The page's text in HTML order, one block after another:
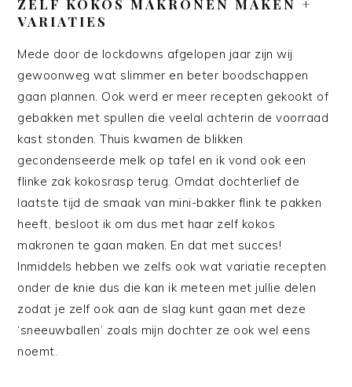
ZELF KOKOS MAKRONEN MAKEN +
VARIATIES
Mede door de lockdowns afgelopen jaar zijn wij
gewoonweg wat slimmer en beter boodschappen
gaan plannen. Ook werd er meer recepten gekookt of
gebakken met spullen die veelal achterin de voorraad
kast stonden. Thuis kwamen de blikken
gecondenseerde melk op tafel en ik vond ook een
flinke zak kokosrasp terug. Omdat dochterlief de
laatste tijd de smaak van mini-bakker flink te pakken
heeft, besloot ik om dus met haar zelf kokos
makronen te gaan maken. En dat met succes!
Inmiddels hebben we zelfs ook wat variatie recepten
onder de knie dus die kan ik meteen met jullie delen
zodat je zelf ook aan de slag kunt gaan met deze
‘sneeuwballen’ zoals mijn dochter ze ook wel eens
noemt.